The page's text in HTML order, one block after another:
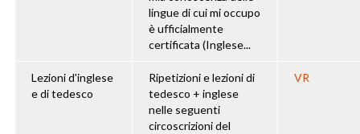
lingue di cui mi occupo
è ufficialmente
certificata (Inglese...
Lezioni d'inglese
e di tedesco
Ripetizioni e lezioni di
tedesco + inglese
nelle seguenti
circoscrizioni del
VR